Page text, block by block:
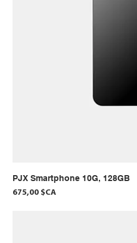
PJX Smartphone 10G, 128GB
Prix
675,00 $CA